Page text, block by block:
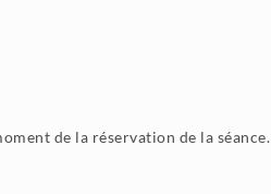
de la réservation de la séance.